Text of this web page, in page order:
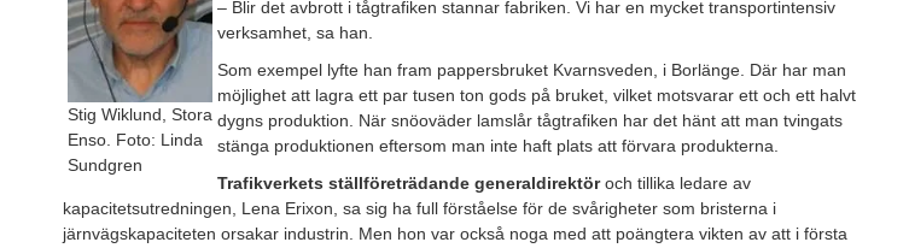
Stig Wiklund, Stora
Enso. Foto: Linda
Sundgren
– Blir det avbrott i tågtrafiken stannar fabriken. Vi har en mycket transportintensiv
verksamhet, sa han.
Som exempel lyfte han fram pappersbruket Kvarnsveden, i Borlänge. Där har man
möjlighet att lagra ett par tusen ton gods på bruket, vilket motsvarar ett och ett halvt
dygns produktion. När snöoväder lamslår tågtrafiken har det hänt att man tvingats
stänga produktionen eftersom man inte haft plats att förvara produkterna.
Trafikverkets ställföreträdande generaldirektöroch tillika ledare av
kapacitetsutredningen, Lena Erixon, sa sig ha full förståelse för de svårigheter som bristerna i
järnvägskapaciteten orsakar industrin. Men hon var också noga med att poängtera vikten av att i första